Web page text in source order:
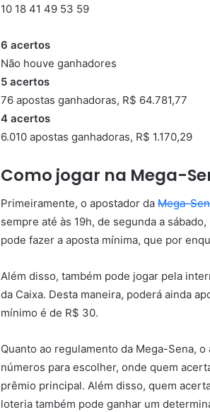
10 18 41 49 53 59
6 acertos
Não houve ganhadores
5 acertos
76 apostas ganhadoras, R$ 64.781,77
4 acertos
6.010 apostas ganhadoras, R$ 1.170,29
Como jogar na Mega-
Primeiramente, o apostador da Mega-
sempre até às 19h, de segunda a
pode fazer a aposta mínima, que por
Além disso, também pode jogar pela
da Caixa. Desta maneira, poderá ainda
mínimo é de R$ 30.
Quanto ao regulamento da Mega-Sena,
números para escolher, onde quem
prêmio principal. Além disso, quem
loteria também pode ganhar um